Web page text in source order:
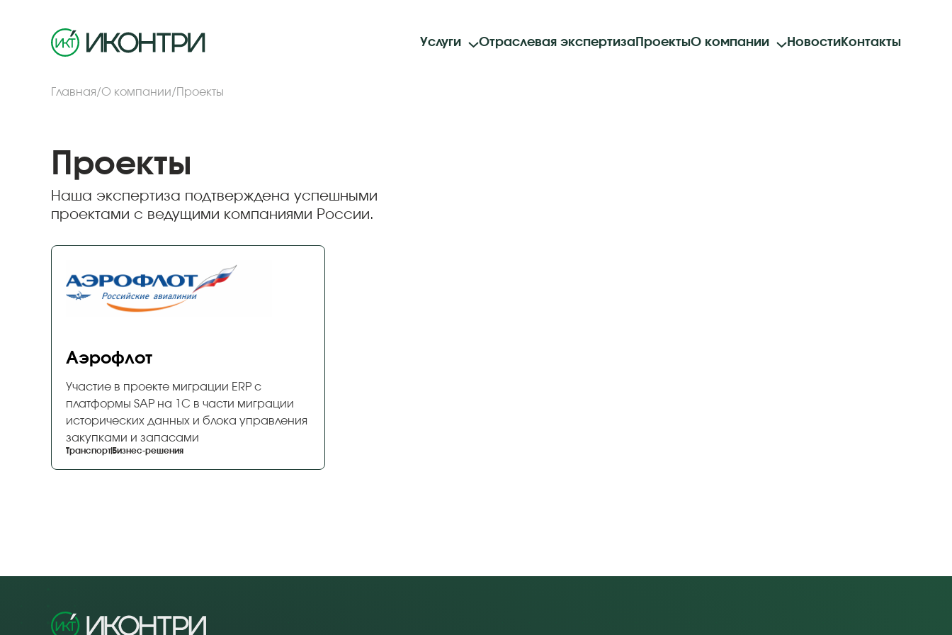
Услуги Отраслевая экспертиза ПроектыО компании НовостиКонтакты
Главная/О компании/ Проекты
Проекты
Наша экспертиза подтверждена успешными
проектами с ведущими компаниями России.
Аэрофлот
Участие в проекте миграции ERP с
платформы SAP на 1С в части миграции
исторических данных и блока управления
закупками и запасами
Транспорт Бизнес-решения